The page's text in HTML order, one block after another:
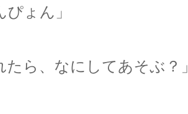
ょん」
ら、なにしてあそぶ？」